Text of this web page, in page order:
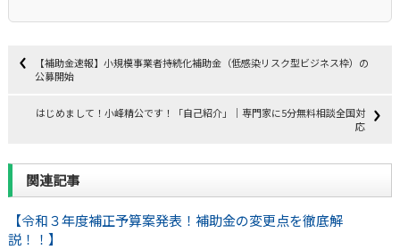
【補助金速報】小規模事業者持続化補助金（低感染リスク型ビジネス枠）の
公募開始
はじめまして！小峰精公です！「自己紹介」｜専門家に5分無料相談全国対
応
関連記事
【令和３年度補正予算案発表！補助金の変更点を徹底解
説！！】